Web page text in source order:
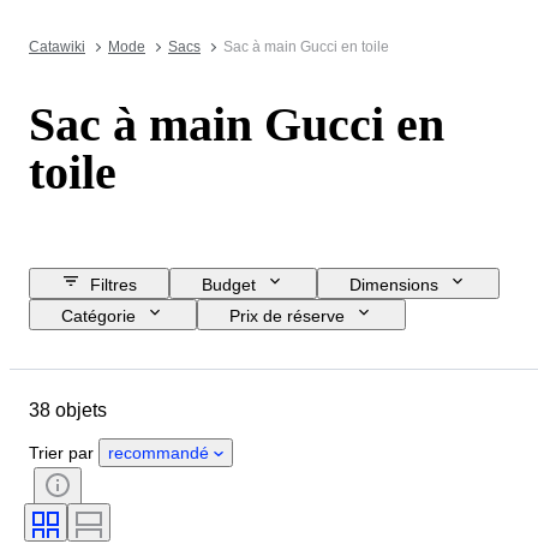
Catawiki Mode Sacs Sac à main Gucci en toile
Sac à main Gucci en
toile
Filtres Budget
Dimensions
Catégorie
Prix de réserve
État
Taille du vêtement
Accessoires inclus
Modèle
38 objets
Trier par recommandé